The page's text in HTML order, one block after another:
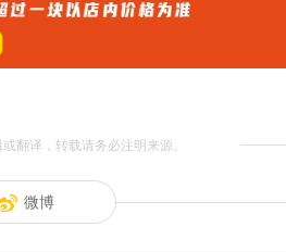
翻译，转载请务必注明来源。
微博